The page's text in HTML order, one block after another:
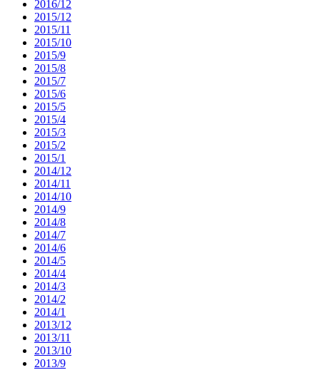
2016/12
2015/12
2015/11
2015/10
2015/9
2015/8
2015/7
2015/6
2015/5
2015/4
2015/3
2015/2
2015/1
2014/12
2014/11
2014/10
2014/9
2014/8
2014/7
2014/6
2014/5
2014/4
2014/3
2014/2
2014/1
2013/12
2013/11
2013/10
2013/9